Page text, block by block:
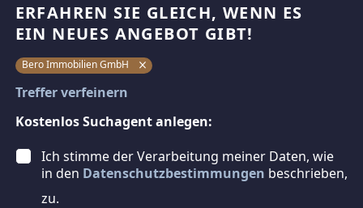
ERFAHREN SIE GLEICH, WENN ES
EIN NEUES ANGEBOT GIBT!
Bero Immobilien GmbH
Treffer verfeinern
Kostenlos Suchagent anlegen:
Ich stimme der Verarbeitung meiner Daten, wie
in den Datenschutzbestimmungen beschrieben,
zu.